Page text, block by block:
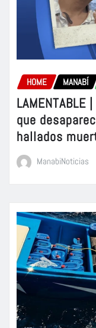
HOME MANABÍ
que
hallados
ManabiNoticias